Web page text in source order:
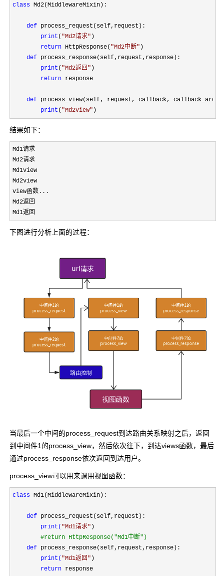
class Md2(MiddlewareMixin):
def process_request(self,request):
print ( "Md2请求" )
return HttpResponse( "Md2中断" )
def process_response(self,request,response):
print ( "Md2返回 " )
return response
def process_view(self, request, callback, callback_args,
print ( "Md2view" )
结果如下：
Md1请求
Md2请求
Md1view
Md2view
view函数...
Md2返回
Md1返回
下图进行分析上面的过程：
当最后一个中间的process_request到达路由关系映射之后，返回
到中间件1的process_view，然后依次往下，到达views函数，最后
通过process_response依次返回到达用户。
process_view可以用来调用视图函数：
class Md1(MiddlewareMixin):
def process_request(self,request):
print( "Md1请求" )
#return HttpResponse("Md1中断")
def process_response(self,request,response):
print( "Md1返回" )
return response